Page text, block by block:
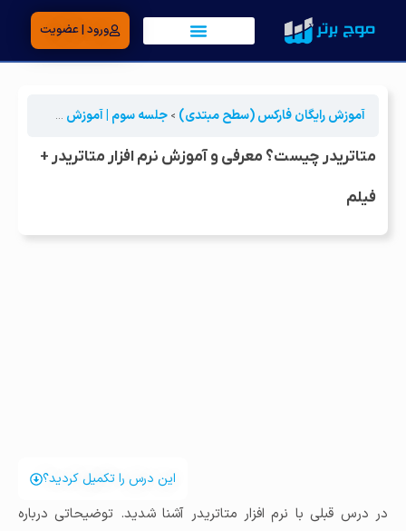
ورود | عضویت
آموزش رایگان فارکس (سطح مبتدی) جلسه سوم | آموزش متاتریدر
متاتریدر چیست؟ معرفی و آموزش نرم افزار متاتریدر +
فیلم
این درس را تکمیل کردید؟
در درس قبلی با نرم افزار متاتریدر آشنا شدید. توضیحاتی درباره